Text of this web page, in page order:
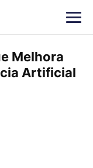
Melhora
Artificial